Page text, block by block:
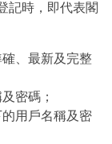
記時，即代表閣
、最新及完整
密碼；
用戶名稱及密